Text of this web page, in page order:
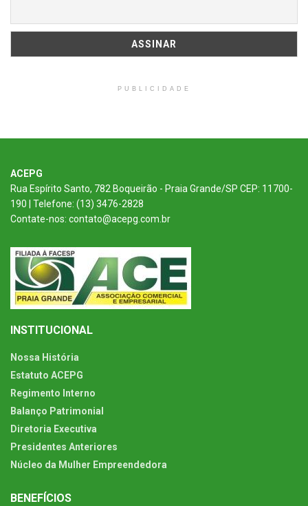
PUBLICIDADE
ACEPG
Rua Espírito Santo, 782 Boqueirão - Praia Grande/SP CEP: 11700-
190 | Telefone: (13) 3476-2828
Contate-nos: contato@acepg.com.br
INSTITUCIONAL
Nossa História
Estatuto ACEPG
Regimento Interno
Balanço Patrimonial
Diretoria Executiva
Presidentes Anteriores
Núcleo da Mulher Empreendedora
BENEFÍCIOS